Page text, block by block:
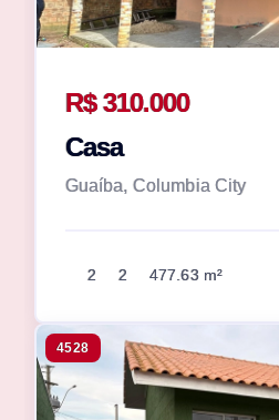
R$ 310.000
Casa
Guaíba, Columbia City
2 2 477.63 m²
4528